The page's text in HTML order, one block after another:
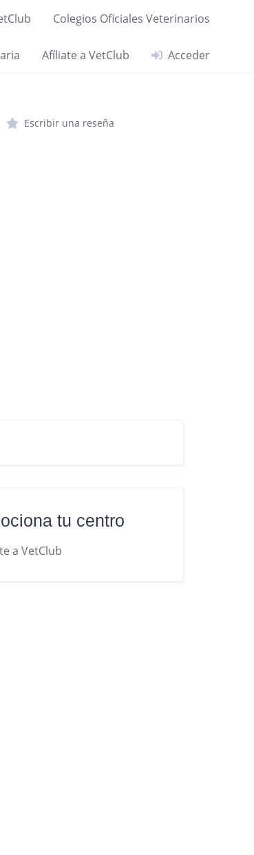
Colegios Oficiales Veterinarios
Afíliate a VetClub Acceder
Escribir una reseña
tu centro
a VetClub